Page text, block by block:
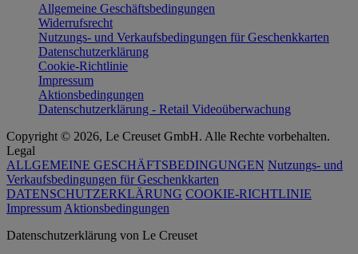
Allgemeine Geschäftsbedingungen
Widerrufsrecht
Nutzungs- und Verkaufsbedingungen für Geschenkkarten
Datenschutzerklärung
Cookie-Richtlinie
Impressum
Aktionsbedingungen
Datenschutzerklärung - Retail Videoüberwachung
Copyright © 2026, Le Creuset GmbH. Alle Rechte vorbehalten.
Legal
ALLGEMEINE GESCHÄFTSBEDINGUNGEN Nutzungs- und
Verkaufsbedingungen für Geschenkkarten
DATENSCHUTZERKLÄRUNG COOKIE-RICHTLINIE
Impressum Aktionsbedingungen
Datenschutz­erklärung von Le Creuset